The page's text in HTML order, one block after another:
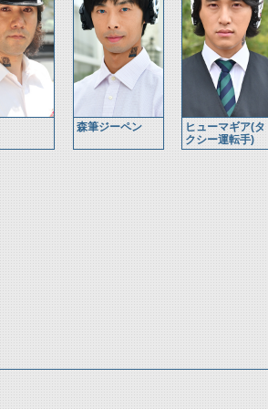
森筆ジーペン
ヒューマギア(タ
クシー運転手)